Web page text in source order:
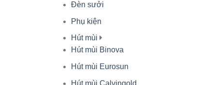
Đèn sưởi
Phụ kiện
Hút mùi
Hút mùi Binova
Hút mùi Eurosun
Hút mùi Calvingold